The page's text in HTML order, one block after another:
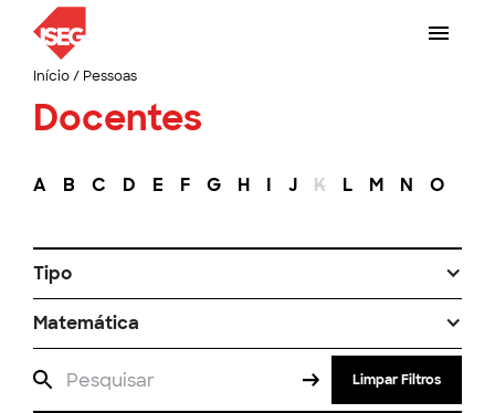
Início/ Pessoas
Docentes
A B C D E F G H I J K L M N O
Tipo
Matemática
Limpar Filtros